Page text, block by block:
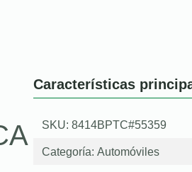
Características
SKU: 8414BPTC#55359
Categoría: Automóviles